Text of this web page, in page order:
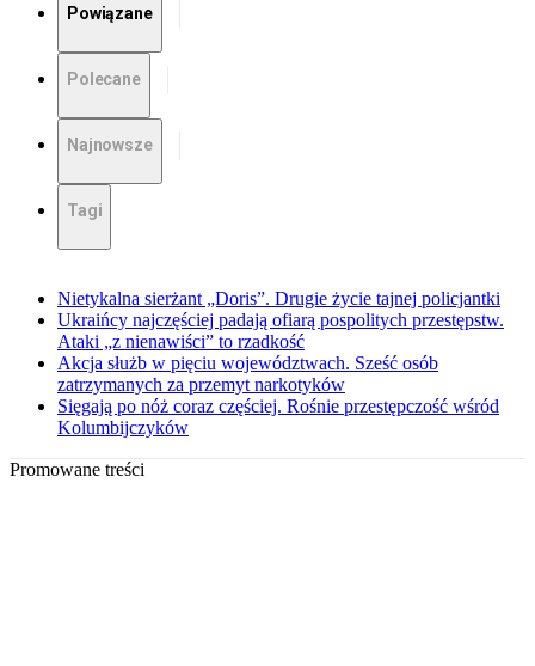
Powiązane
Polecane
Najnowsze
Tagi
Nietykalna sierżant „Doris”. Drugie życie tajnej policjantki
Ukraińcy najczęściej padają ofiarą pospolitych przestępstw.
Ataki „z nienawiści” to rzadkość
Akcja służb w pięciu województwach. Sześć osób
zatrzymanych za przemyt narkotyków
Sięgają po nóż coraz częściej. Rośnie przestępczość wśród
Kolumbijczyków
Promowane treści